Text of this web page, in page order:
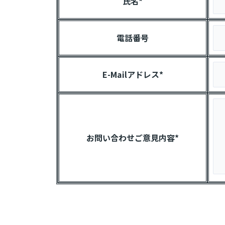
電話番号
E-Mailアドレス*
お問い合わせご意見内容*